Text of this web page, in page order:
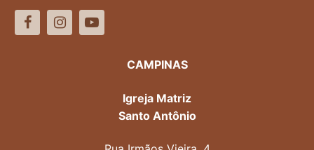
CAMPINAS
Igreja Matriz
Santo Antônio